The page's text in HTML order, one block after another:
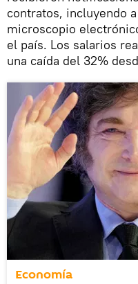
contratos, incluyendo
microscopio
el país. Los salarios
una caída del 32%
Economía